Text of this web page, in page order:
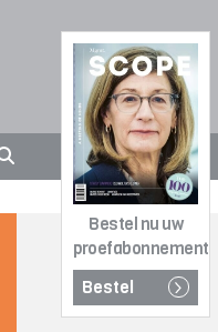
Bestel nu uw
proefabonnement
Bestel